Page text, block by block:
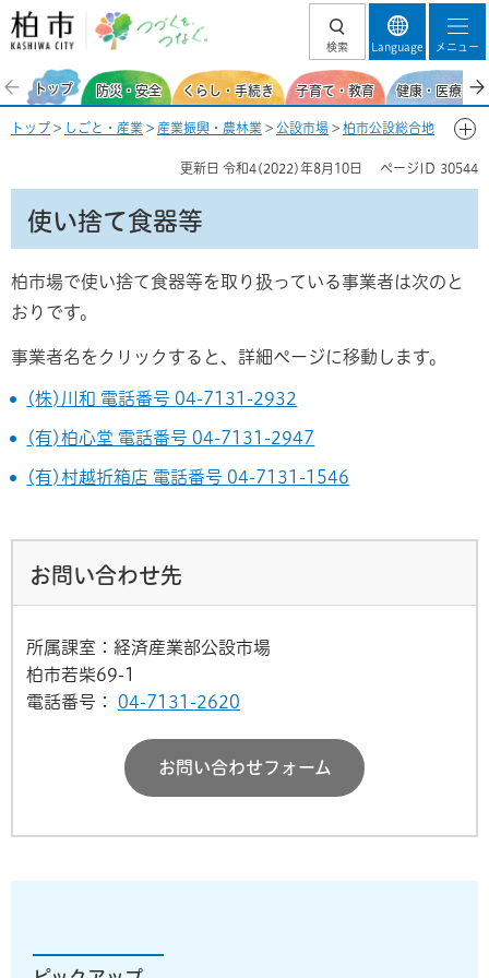
柏市 つづくを、
検索 Language メニュー
トップ 防災・安全 くらし・手続き 子育て・教育 健康・医療・
トップ > しごと・産業 > 産業振興・農林業 > 公設市場 > 柏市公設総合地
更新日 令和4(2022)年8月10日 ページID 30544
使い捨て食器等
柏市場で使い捨て食器等を取り扱っている事業者は次のと
おりです。
事業者名をクリックすると、詳細ページに移動します。
(株)川和 電話番号 04-7131-2932
(有)柏心堂 電話番号 04-7131-2947
(有)村越折箱店 電話番号 04-7131-1546
お問い合わせ先
所属課室：経済産業部公設市場
柏市若柴69-1
電話番号：
04-7131-2620
お問い合わせフォーム